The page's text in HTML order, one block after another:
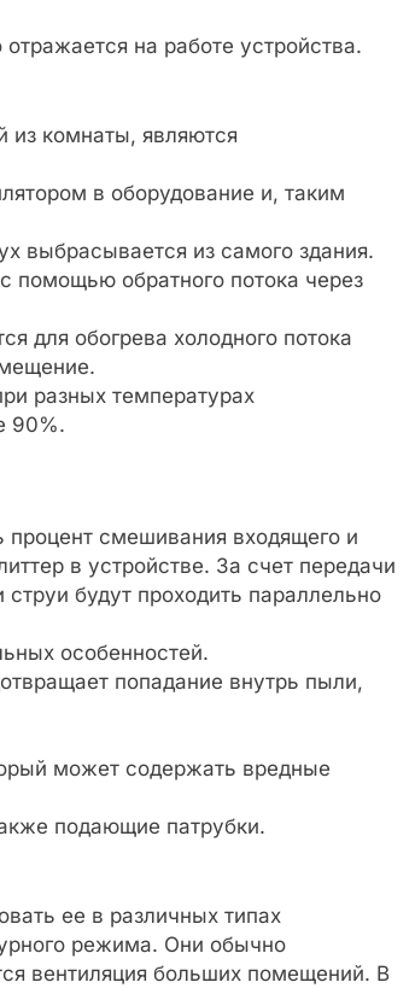
на работе устройства.
из комнаты, являются
в оборудование и, таким
выбрасывается из самого здания.
помощью обратного потока через
для обогрева холодного потока
разных температурах
90%.
процент смешивания входящего и
в устройстве. За счет передачи
будут проходить параллельно
особенностей.
попадание внутрь пыли,
может содержать вредные
подающие патрубки.
ее в различных типах
режима. Они обычно
вентиляция больших помещений. В